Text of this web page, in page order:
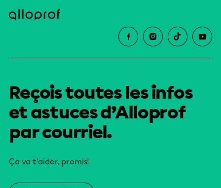
Reçois toutes les infos
et astuces d’Alloprof
par courriel.
Ça va t’aider, promis!